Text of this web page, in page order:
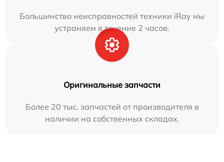
Большинство неисправностей техники iRay мы
устраняем в течение 2 часов.
Оригинальные запчасти
Более 20 тыс. запчастей от производителя в
наличии на собственных складах.